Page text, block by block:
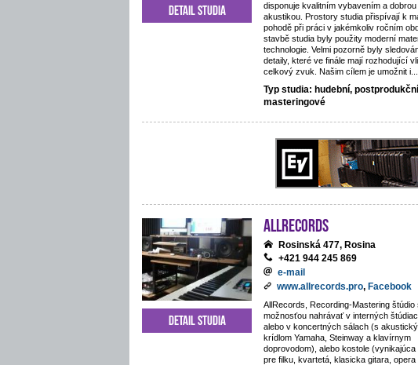
disponuje kvalitním vybavením a dobrou
akustikou. Prostory studia přispívají k
pohodě při práci v jakémkoliv ročním
stavbě studia byly použity moderní
technologie. Velmi pozorně byly
detaily, které ve finále mají rozhodující
celkový zvuk. Našim cílem je umožnit i
Typ studia: hudební,
masteringové
Detail studia
AllRecords
Rosinská 477, Rosina
+421 944 245 869
e-mail
www.allrecords.pro, Facebook
AllRecords, Recording-Mastering štúdio
možnosťou nahrávať v interných
alebo v koncertných sálach (s
krídlom Yamaha, Steinway a klavírnym
doprovodom), alebo kostole (vynikajúca
pre filku, kvartetá, klasicka gitara, opera
Detail studia